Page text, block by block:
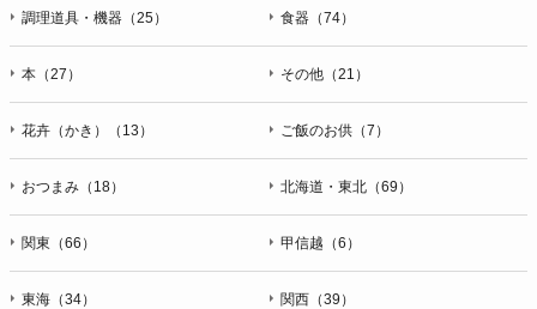
調理道具・機器（25） 食器（74）
本（27） その他（21）
花卉（かき）（13） ご飯のお供（7）
おつまみ（18） 北海道・東北（69）
関東（66） 甲信越（6）
東海（34） 関西（39）